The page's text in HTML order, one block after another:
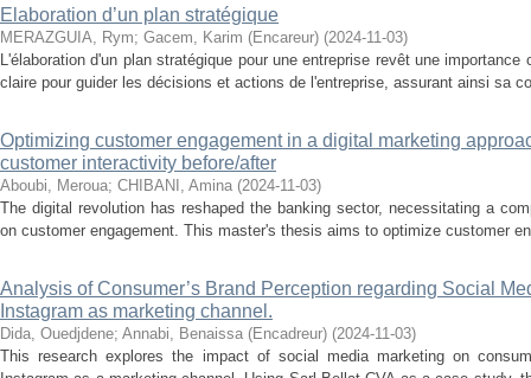
Elaboration d’un plan stratégique
MERAZGUIA, Rym; Gacem, Karim (Encareur) (2024-11-03)
L'élaboration d'un plan stratégique pour une entreprise revêt une
claire pour guider les décisions et actions de l'entreprise, assurant ainsi sa
Optimizing customer engagement in a digital marketing
customer interactivity before/after
Aboubi, Meroua; CHIBANI, Amina (2024-11-03)
The digital revolution has reshaped the banking sector, necessitating a
on customer engagement. This master's thesis aims to optimize customer
Analysis of Consumer’s Brand Perception regarding Social
Instagram as marketing channel.
Dida, Ouedjdene; Annabi, Benaissa (Encadreur) (2024-11-03)
This research explores the impact of social media marketing on